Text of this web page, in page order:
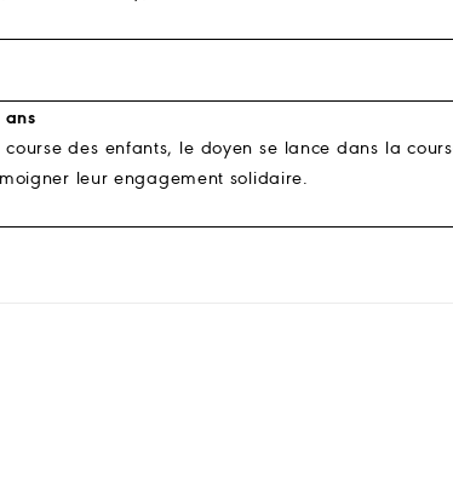
ans
des enfants, le doyen se lance dans la
leur engagement solidaire.